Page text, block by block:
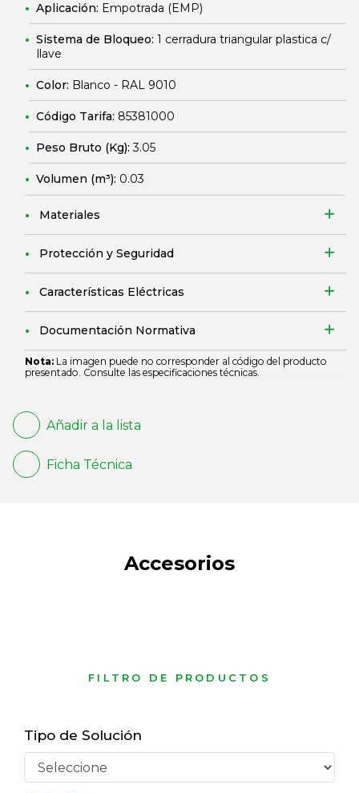
Aplicación: Empotrada (EMP)
Sistema de Bloqueo: 1 cerradura triangular plastica c/
llave
Color: Blanco - RAL 9010
Código Tarifa: 85381000
Peso Bruto (Kg):3.05
Volumen (m³): 0.03
Materiales
Protección y Seguridad
Características Eléctricas
Documentación Normativa
Nota: La imagen puede no corresponder al código del producto
presentado. Consulte las especificaciones técnicas.
Añadir a la lista
Ficha Técnica
Accesorios
FILTRO DE PRODUCTOS
Tipo de Solución